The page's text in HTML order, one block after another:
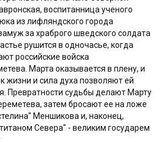
воспитанница ученого
из лифляндского города
за храброго шведского солдата
рушится в одночасье, когда
российские войска
Марта оказывается в плену, и
жизни и сила духа позволяют ей
Превратности судьбы делают Марту
затем бросают ее на ложе
Меншикова и, наконец,
Севера" - великим государем